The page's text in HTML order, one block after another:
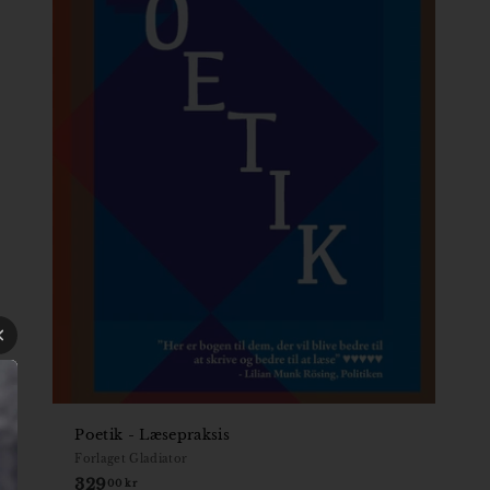
Poetik - Læsepraksis
Forlaget Gladiator
329 00 kr